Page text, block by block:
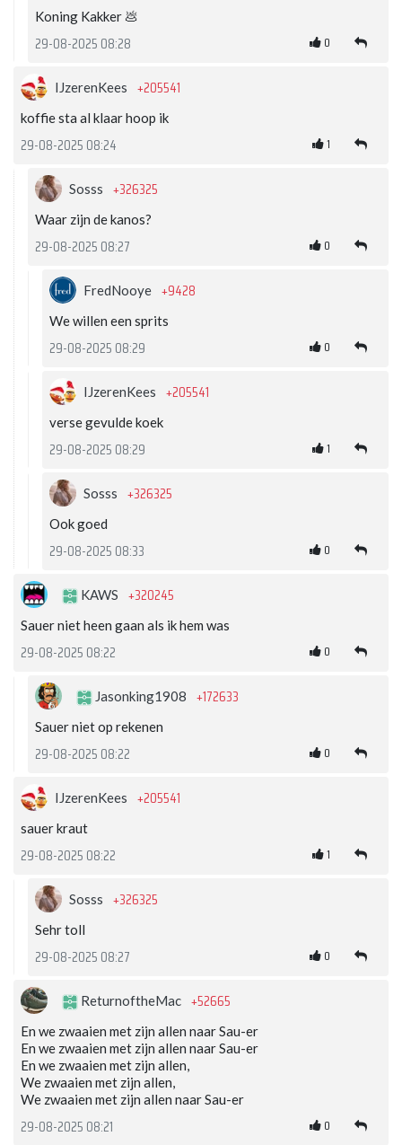
Koning Kakker 💩
29-08-2025 08:28 0
IJzerenKees +205541
koffie sta al klaar hoop ik
29-08-2025 08:24 1
Sosss +326325
Waar zijn de kanos?
29-08-2025 08:27 0
FredNooye +9428
We willen een sprits
29-08-2025 08:29 0
IJzerenKees +205541
verse gevulde koek
29-08-2025 08:29 1
Sosss +326325
Ook goed
29-08-2025 08:33 0
KAWS +320245
Sauer niet heen gaan als ik hem was
29-08-2025 08:22 0
Jasonking1908 +172633
Sauer niet op rekenen
29-08-2025 08:22 0
IJzerenKees +205541
sauer kraut
29-08-2025 08:22 1
Sosss +326325
Sehr toll
29-08-2025 08:27 0
ReturnoftheMac +52665
En we zwaaien met zijn allen naar Sau-er
En we zwaaien met zijn allen naar Sau-er
En we zwaaien met zijn allen,
We zwaaien met zijn allen,
We zwaaien met zijn allen naar Sau-er
29-08-2025 08:21 0